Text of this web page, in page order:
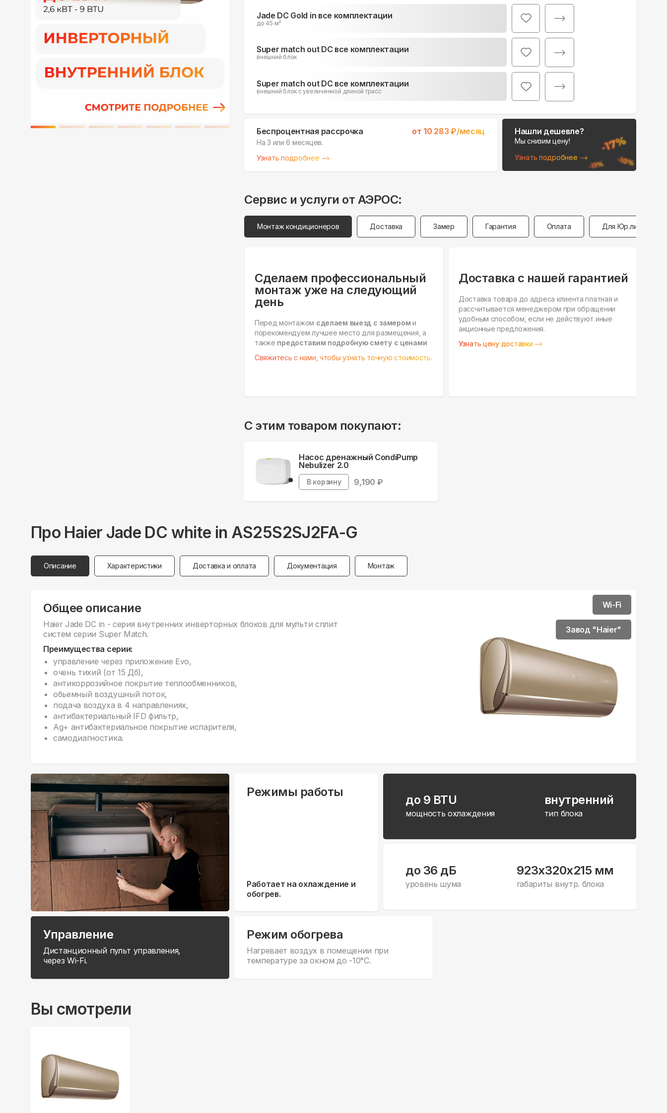
место для монтажа:
В Telegram
Jade DC Gold in все комплектации
до 45 м²
Super match out DC все комплектации
внешний блок
Super match out DC все комплектации
внешний блок c увеличенной длиной трасс
Беспроцентная рассрочка от 10 283 ₽/месяц
На 3 или 6 месяцев.
Узнать подробнее
Нашли дешевле?
Мы снизим цену!
Узнать подробнее
Сервис и услуги от АЭРОС:
Монтаж кондиционеров Доставка Замер Гарантия Оплата Для Юр.лиц
Сделаем профессиональный
монтаж уже на следующий
день
Перед монтажом сделаем выезд с замером и
порекомендуем лучшее место для размещения, а
также предоставим подробную смету с ценами
Свяжитесь с нами, чтобы узнать точную стоимость.
Доставка с нашей гарантией
Доставка товара до адреса клиента платная и
рассчитывается менеджером при обращении
удобным способом, если не действуют иные
акционные предложения.
Узнать цену доставки
С этим товаром покупают:
Насос дренажный CondiPump
Nebulizer 2.0
В корзину 9,190 ₽
Про Haier Jade DC white in AS25S2SJ2FA-G
Описание Характеристики Доставка и оплата Документация Монтаж
Общее описание
Haier Jade DC in - серия внyтренних инверторных блоков для мульти сплит
систем серии Super Match.
Преимущества серии:
управление через приложение Evo,
очень тихий (от 15 Дб),
антикоррозийное покрытие теплообменников,
обьемный воздушный поток,
подача воздуха в 4 направлениях,
антибактериальный IFD фильтр,
Ag+ антибактериальное покрытие испарителя,
самодиагностика.
Wi-Fi
Завод "Haier"
Режимы работы
Работает на охлаждение и
обогрев.
до 9 BTU
мощность охлаждения
внутренний
тип блока
до 36 дБ
уровень шума
923x320x215 мм
габариты внутр. блока
Управление
Дистанционный пульт управления,
через Wi-Fi.
Режим обогрева
Нагревает воздух в помещении при
температуре за окном до -10°С.
Вы смотрели